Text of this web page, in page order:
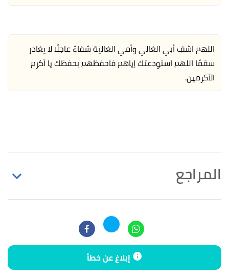
اللهم اشفِ أبي الغالي وأمي الغالية شفاءً عاجلًا لا يغادر
سقمًا اللهم استودعتك إياهم فاحفظهم بحفظك يا أكرم
الأكرمين.
المراجع
إبلاغ عن خطأ